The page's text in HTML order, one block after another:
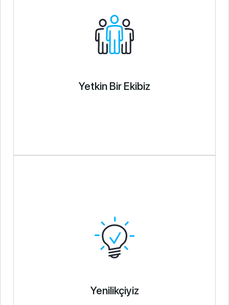
Yetkin Bir Ekibiz
Yenilikçiyiz